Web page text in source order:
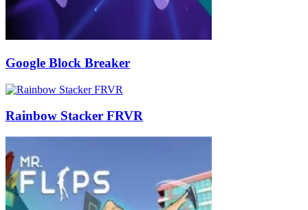
Google Block Breaker
Rainbow Stacker FRVR